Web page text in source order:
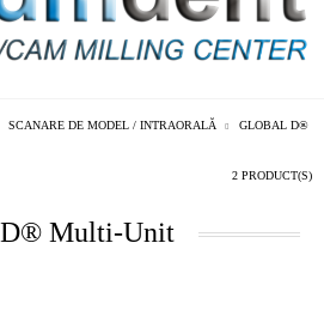
SCANARE DE MODEL / INTRAORALĂ GLOBAL D®
2 PRODUCT(S)
Multi-Unit